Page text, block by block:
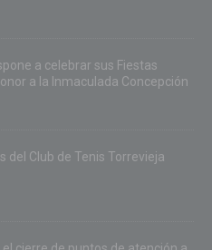
a celebrar sus Fiestas
a la Inmaculada Concepción
del Club de Tenis Torrevieja